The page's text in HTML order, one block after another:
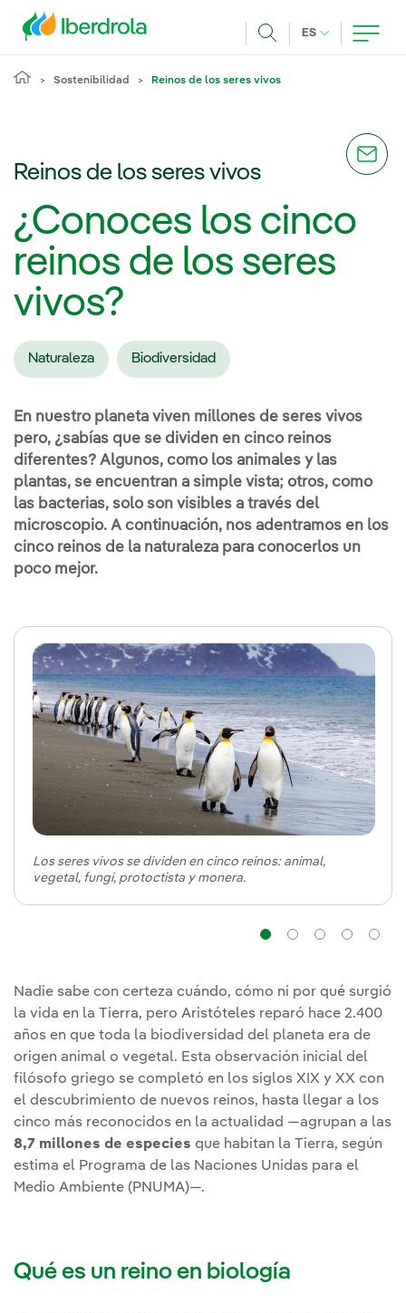
ES IDIOMA
Sostenibilidad Reinos de los seres vivos
Reinos de los seres vivos
¿Conoces los cinco
reinos de los seres
vivos?
Naturaleza Biodiversidad
En nuestro planeta viven millones de seres vivos
pero, ¿sabías que se dividen en cinco reinos
diferentes? Algunos, como los animales y las
plantas, se encuentran a simple vista; otros, como
las bacterias, solo son visibles a través del
microscopio. A continuación, nos adentramos en los
cinco reinos de la naturaleza para conocerlos un
poco mejor.
Los seres vivos se dividen en cinco reinos: animal,
vegetal, fungi, protoctista y monera.
Navegación
Nadie sabe con certeza cuándo, cómo ni por qué surgió
la vida en la Tierra, pero Aristóteles reparó hace 2.400
años en que toda la biodiversidad del planeta era de
origen animal o vegetal. Esta observación inicial del
filósofo griego se completó en los siglos XIX y XX con
el descubrimiento de nuevos reinos, hasta llegar a los
cinco más reconocidos en la actualidad —agrupan a las
8,7 millones de especies que habitan la Tierra, según
estima el Programa de las Naciones Unidas para el
Medio Ambiente (PNUMA)—.
Qué es un reino en biología